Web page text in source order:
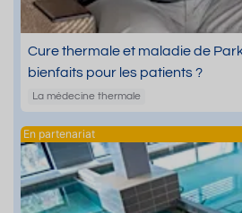
Cure thermale et maladie de
bienfaits pour les patients ?
La médecine thermale